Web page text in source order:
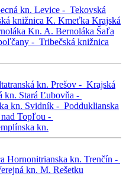
kn. Levice - Tekovská
knižnica K. Kmeťka Krajská
Kn. A. Bernoláka Šaľa
- Tribečská knižnica
kn. Prešov - Krajská
kn. Stará Ľubovňa -
kn. Svidník - Podduklianska
Topľou -
kn.
Hornonitrianska kn. Trenčín -
kn. M. Rešetku